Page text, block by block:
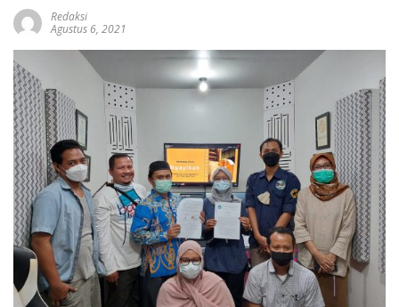
Redaksi
Agustus 6, 2021